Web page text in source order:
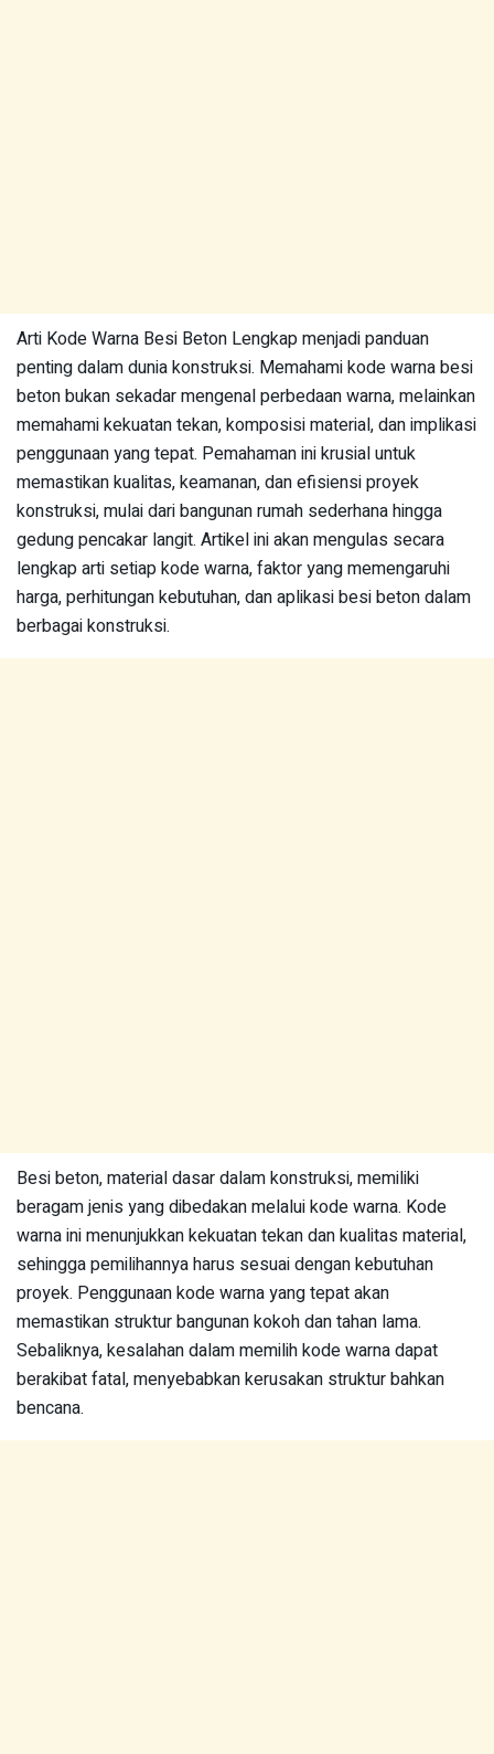
Arti Kode Warna Besi Beton Lengkap menjadi panduan
penting dalam dunia konstruksi. Memahami kode warna besi
beton bukan sekadar mengenal perbedaan warna, melainkan
memahami kekuatan tekan, komposisi material, dan implikasi
penggunaan yang tepat. Pemahaman ini krusial untuk
memastikan kualitas, keamanan, dan efisiensi proyek
konstruksi, mulai dari bangunan rumah sederhana hingga
gedung pencakar langit. Artikel ini akan mengulas secara
lengkap arti setiap kode warna, faktor yang memengaruhi
harga, perhitungan kebutuhan, dan aplikasi besi beton dalam
berbagai konstruksi.
Besi beton, material dasar dalam konstruksi, memiliki
beragam jenis yang dibedakan melalui kode warna. Kode
warna ini menunjukkan kekuatan tekan dan kualitas material,
sehingga pemilihannya harus sesuai dengan kebutuhan
proyek. Penggunaan kode warna yang tepat akan
memastikan struktur bangunan kokoh dan tahan lama.
Sebaliknya, kesalahan dalam memilih kode warna dapat
berakibat fatal, menyebabkan kerusakan struktur bahkan
bencana.